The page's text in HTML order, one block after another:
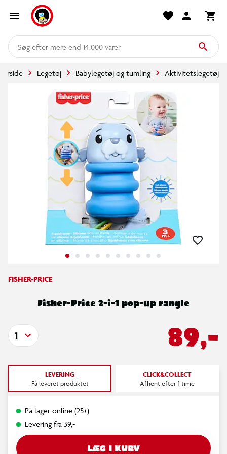
mere end 14.000 varer
Legetøj Babylegetøj og tumling Aktivitetslegetøj
FISHER-PRICE
Fisher-Price 2-i-1 pop-up rangle
89,-
1
LEVERING
Få leveret produktet
CLICK&COLLECT
Afhent efter 1 time
På lager online (25+)
Levering fra 39,-
LÆG I KURV